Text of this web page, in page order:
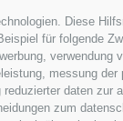
Diese
für folgende
messung
daten
zum